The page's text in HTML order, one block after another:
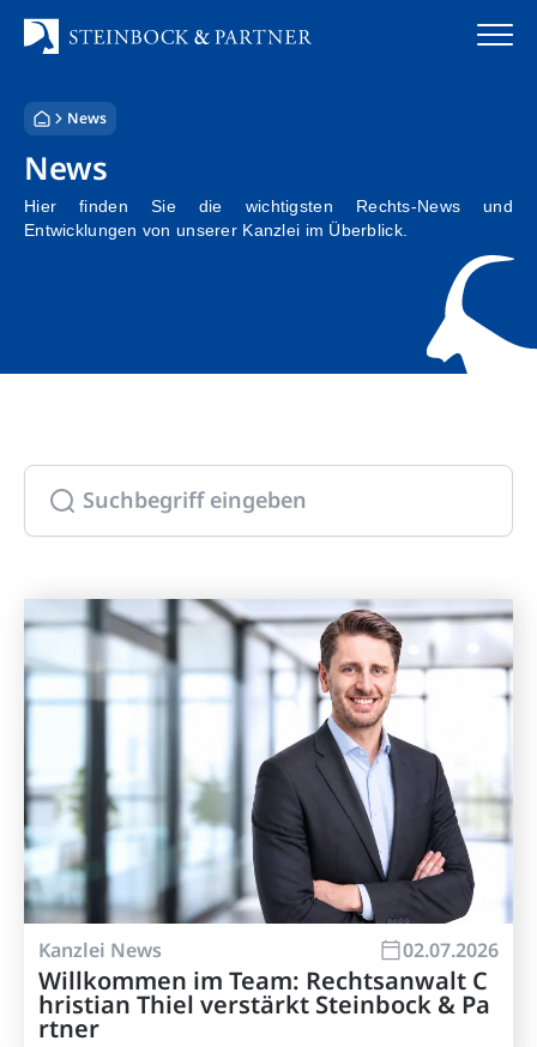
Inhalt
springen
Startseite
Kanzlei
Team
Stellenangebote
News
News
Hier finden Sie die wichtigsten Rechts-News und
Entwicklungen von unserer Kanzlei im Überblick.
Kanzlei News 02.07.2026
Willkommen im Team: Rechtsanwalt C
hristian Thiel verstärkt Steinbock & Pa
rtner